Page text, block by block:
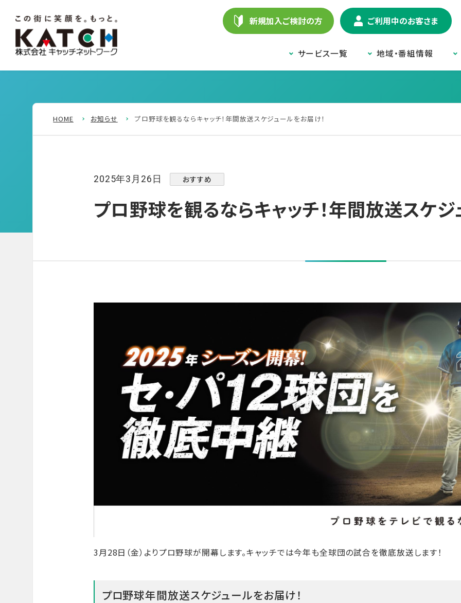
新規加入ご検討の方 ご利用中のお客さま
サービス一覧 地域・番組情報
HOME お知らせ プロ野球を観るならキャッチ！年間放送スケジュールをお届け！
2025年3月26日 おすすめ
プロ野球を観るならキャッチ！年間放送スケジ
3月28日（金）よりプロ野球が開幕します。キャッチでは今年も全球団の試合を徹底放送します！
プロ野球年間放送スケジュールをお届け！